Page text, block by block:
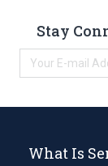
Stay
What Is